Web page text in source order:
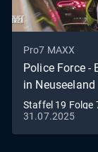
Pro7 MAXX
Police Force -
in Neuseeland
Staffel 19 Folge
in der Schüssel
31.07.2025